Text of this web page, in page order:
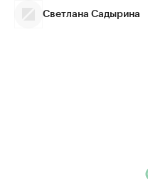
Светлана Садырина